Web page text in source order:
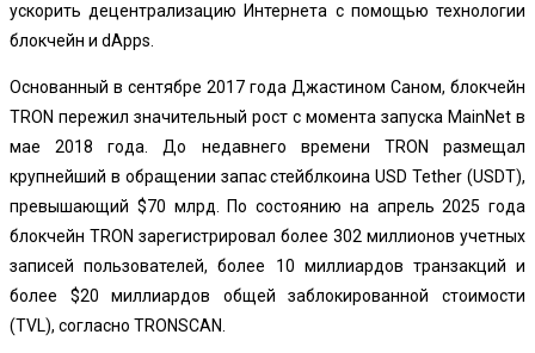
ускорить децентрализацию Интернета с помощью технологии
блокчейн и dApps.
Основанный в сентябре 2017 года Джастином Саном, блокчейн
TRON пережил значительный рост с момента запуска MainNet в
мае 2018 года. До недавнего времени TRON размещал
крупнейший в обращении запас стейблкоина USD Tether (USDT),
превышающий $70 млрд. По состоянию на апрель 2025 года
блокчейн TRON зарегистрировал более 302 миллионов учетных
записей пользователей, более 10 миллиардов транзакций и
более $20 миллиардов общей заблокированной стоимости
(TVL), согласно TRONSCAN.